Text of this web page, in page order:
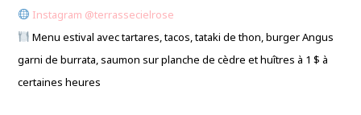
Instagram @terrassecielrose
Menu estival avec tartares, tacos, tataki de thon, burger Angus
garni de burrata, saumon sur planche de cèdre et huîtres à 1 $ à
certaines heures